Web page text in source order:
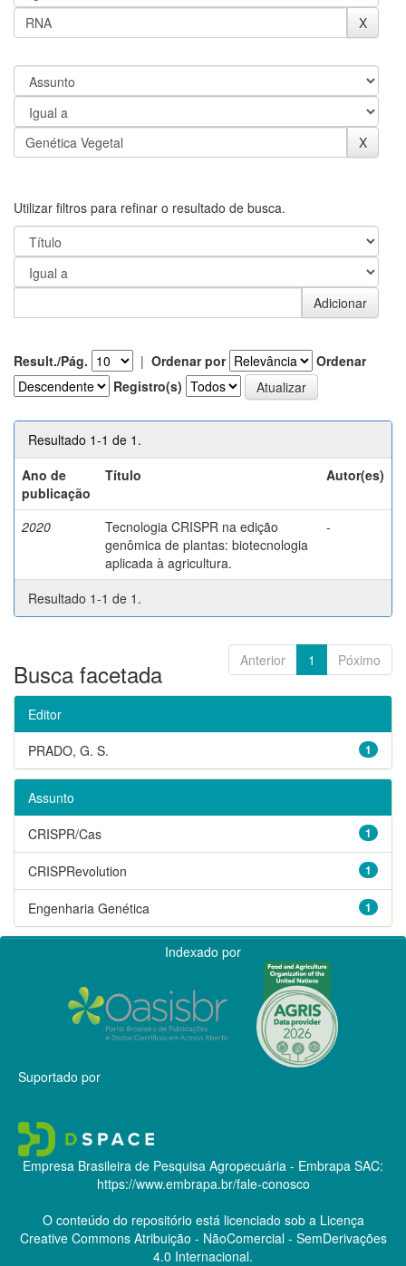
Utilizar filtros para refinar o resultado de busca.
Result./Pág. | Ordenar por
Ordenar
Registro(s)
Resultado 1-1 de 1.
Ano de
publicação
Título Autor(es)
2020
Tecnologia CRISPR na edição
genômica de plantas: biotecnologia
aplicada à agricultura.
-
Resultado 1-1 de 1.
Anterior 1 Póximo
Busca facetada
Editor
1
PRADO, G. S.
Assunto
1
CRISPR/Cas
1
CRISPRevolution
1
Engenharia Genética
Indexado por
Suportado por
Empresa Brasileira de Pesquisa Agropecuária - Embrapa SAC:
https://www.embrapa.br/fale-conosco
O conteúdo do repositório está licenciado sob a Licença
Creative CommonsAtribuição - NãoComercial - SemDerivações
4.0 Internacional.